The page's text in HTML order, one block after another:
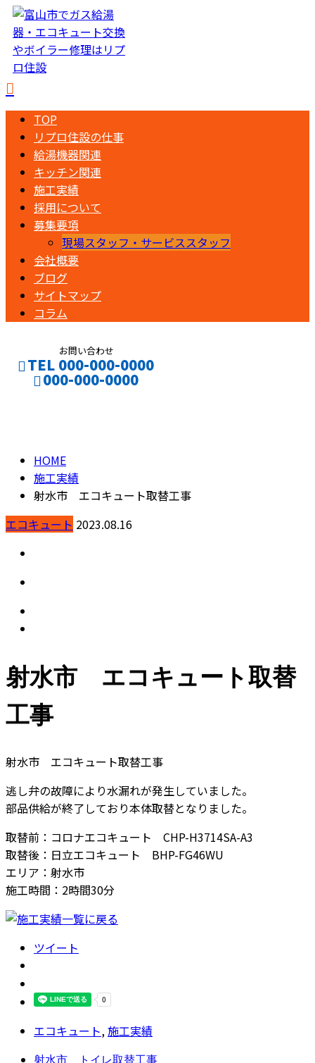
TOP
リプロ住設の仕事
給湯機器関連
キッチン関連
施工実績
採用について
募集要項
現場スタッフ・サービススタッフ
会社概要
ブログ
サイトマップ
コラム
お問い合わせ
TEL 000-000-0000
000-000-0000
HOME
施工実績
射水市 エコキュート取替工事
エコキュート 2023.08.16
射水市 エコキュート取替
工事
射水市 エコキュート取替工事
逃し弁の故障により水漏れが発生していました。
部品供給が終了しており本体取替となりました。
取替前：コロナエコキュート CHP-H3714SA-A3
取替後：日立エコキュート BHP-FG46WU
エリア：射水市
施工時間：2時間30分
ツイート
エコキュート,施工実績
射水市 トイレ取替工事